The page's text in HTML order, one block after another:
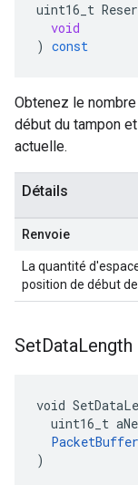
uint16_t
void
) const
Obtenez le
début du tampon
actuelle.
Détails
Renvoie
La quantité
position de début
SetDataLength
void
uint16_t
PacketBuffer
)